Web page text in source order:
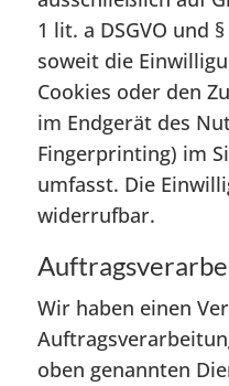
1 lit. a DSGVO und
soweit die
Cookies oder den
im Endgerät des
Fingerprinting) im
umfasst. Die
widerrufbar.
Wir haben einen
oben genannten